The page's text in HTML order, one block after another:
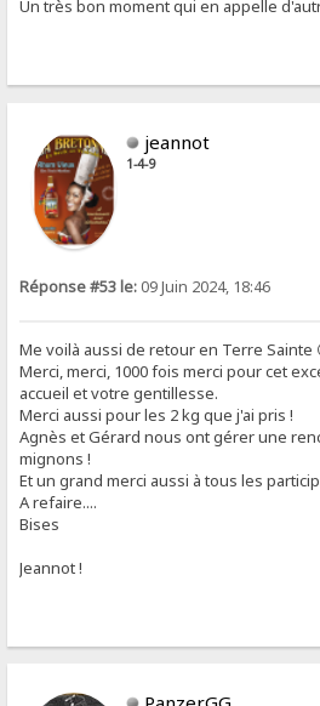
Un très bon moment qui en appelle
jeannot
1-4-9
Réponse #53 le: 09 Juin 2024, 18:46
Me voilà aussi de retour en Terre Sainte
Merci, merci, 1000 fois merci pour cet
accueil et votre gentillesse.
Merci aussi pour les 2 kg que j'ai pris !
Agnès et Gérard nous ont gérer une
mignons !
Et un grand merci aussi à tous les
A refaire....
Bises
Jeannot !